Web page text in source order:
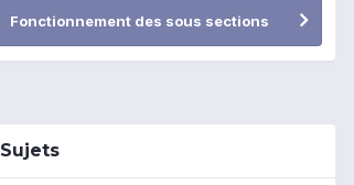
Fonctionnement des sous sections
Sujets